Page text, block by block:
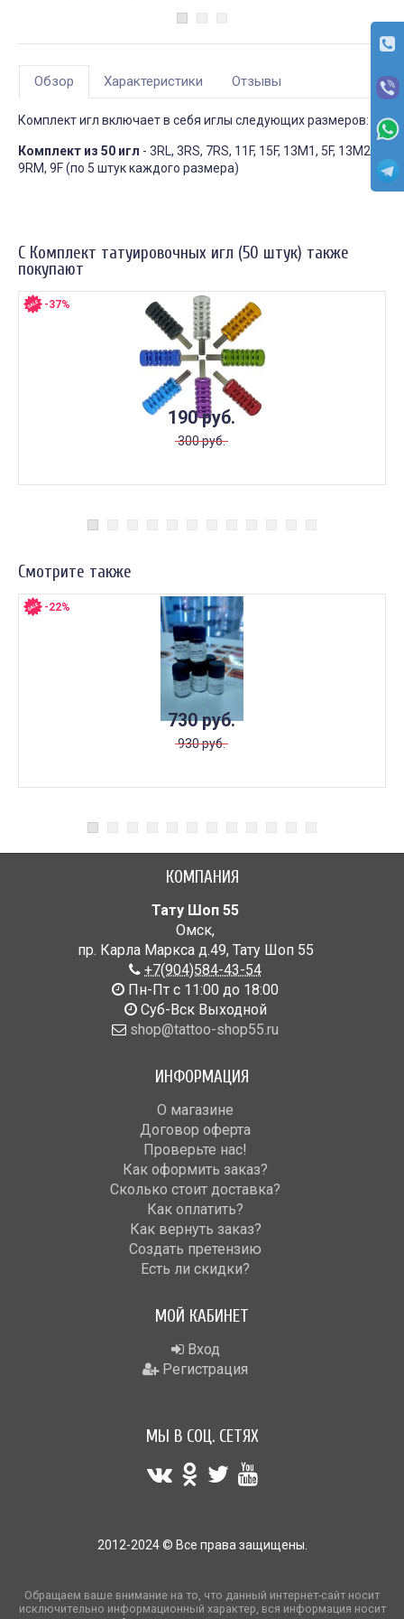
Обзор Характеристики Отзывы
Комплект игл включает в себя иглы следующих размеров:
Комплект из 50 игл - 3RL, 3RS, 7RS, 11F, 15F, 13M1, 5F, 13M2,
9RM, 9F (по 5 штук каждого размера)
С Комплект татуировочных игл (50 штук) также
покупают
190 руб.
300 руб.
-37%
Смотрите также
730 руб.
930 руб.
-22%
КОМПАНИЯ
Тату Шоп 55
Омск,
пр. Карла Маркса д.49, Тату Шоп 55
+7(904)584-43-54
Пн-Пт с 11:00 до 18:00
Cуб-Вск Выходной
shop@tattoo-shop55.ru
ИНФОРМАЦИЯ
О магазине
Договор оферта
Проверьте нас!
Как оформить заказ?
Сколько стоит доставка?
Как оплатить?
Как вернуть заказ?
Создать претензию
Есть ли скидки?
МОЙ КАБИНЕТ
Вход
Регистрация
МЫ В СОЦ. СЕТЯХ
2012-2024 © Все права защищены.
Обращаем ваше внимание на то, что данный интернет-сайт носит
исключительно информационный характер, вся информация носит